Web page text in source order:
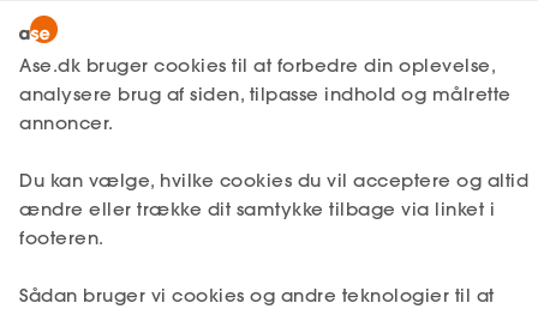
Ase Selvstændig
Lønmodtager
Fagforening
Lønsikring
Få svar
Lønmodtager Få svar Opsigelse Egen opsigelse
Opsigelsesvarsel ved egen
opsigelse
Hvis du ønsker at sige din stilling op,
Ase.dk bruger cookies til at forbedre din oplevelse,
analysere brug af siden, tilpasse indhold og målrette
annoncer.
Du kan vælge, hvilke cookies du vil acceptere og altid
ændre eller trække dit samtykke tilbage via linket i
footeren.
Sådan bruger vi cookies og andre teknologier til at